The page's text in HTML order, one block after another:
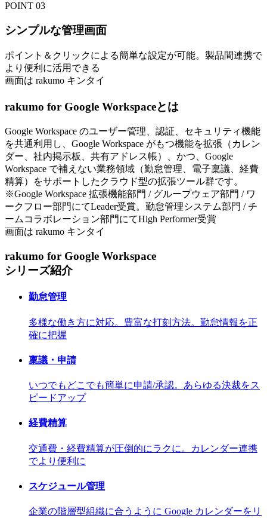
POINT 03
シンプルな管理画面
ポイント＆クリックによる簡単な設定が可能。製品間連携で
より便利に活用できる
画面は rakumo キンタイ
rakumo for Google Workspaceとは
Google Workspace のユーザー管理、認証、セキュリティ機能
を共通利用し、Google Workspace がもつ機能を拡張（カレン
ダー、社内掲示板、共有アドレス帳）、かつ、Google
Workspace で補えない業務領域（勤怠管理、電子稟議、経費
精算）をサポートしたクラウド型の拡張ツール群です。
※Google Workspace 拡張機能部門 / グループウェア部門 / ワ
ークフロー部門にてLeader受賞。勤怠管理システム部門 / チ
ームコラボレーション部門にてHigh Performer受賞
画面は rakumo キンタイ
rakumo for Google Workspace
シリーズ紹介
勤怠管理
多様な働き方に対応。豊富な打刻方法。勤怠情報を正
確に把握
稟議・申請
いつでもどこでも簡単に申請/承認。あらゆる決裁をス
ピードアップ
経費精算
交通費・経費精算が圧倒的にラクに。カレンダー連携
でより便利に
スケジュール管理
企業の階層型組織に合うように Google カレンダーをリ